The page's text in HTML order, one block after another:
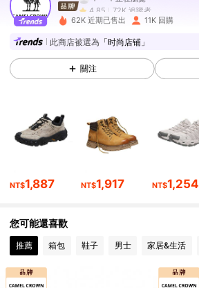
4.85
72K 追蹤者
4.85 72K 追蹤者
4.85 72K 追蹤者
4.85 72K 追蹤者
4.85 72K 追蹤者
4.85 72K 追蹤者
62K 近期已售出 11K 回購
此商店被選為 「时尚店铺」
關注
NT$1,887 NT$1,917 NT$1,254
您可能還喜歡
推薦 箱包 鞋子 男士 家居&生活